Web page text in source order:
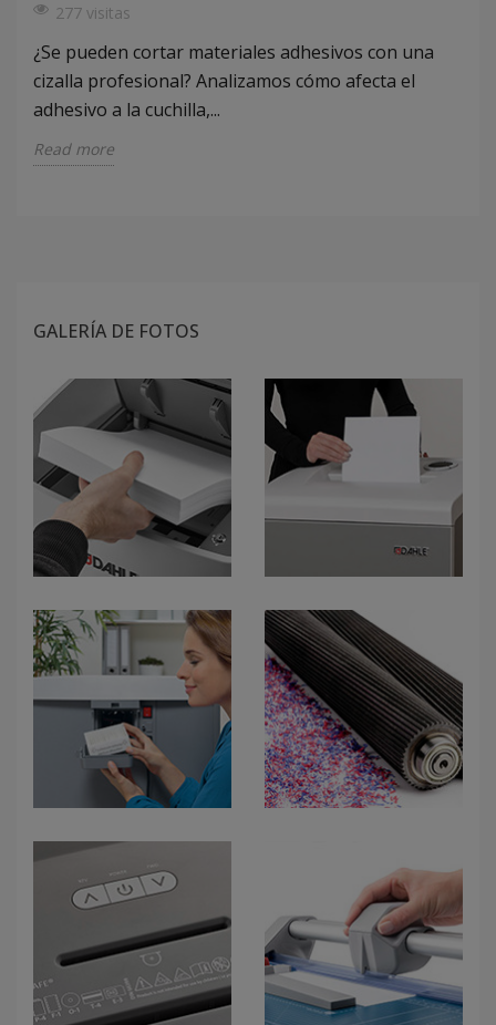
277 visitas
¿Se pueden cortar materiales adhesivos con una
cizalla profesional? Analizamos cómo afecta el
adhesivo a la cuchilla,...
Read more
GALERÍA DE FOTOS